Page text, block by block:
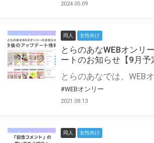
2024.05.09
同人 女性向け
とらのあなWEBオンリ
ートのお知らせ【9月予
#WEBオンリー
2021.08.13
同人 女性向け